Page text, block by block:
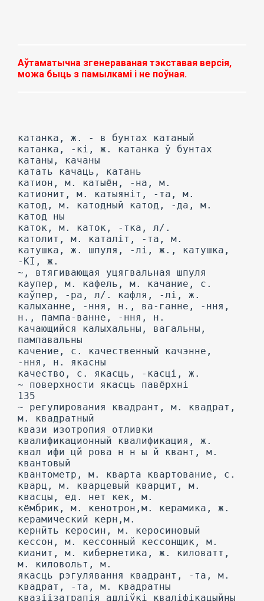
Аўтаматычна згенераваная тэкставая версія,
можа быць з памылкамі і не поўная.
катанка, ж. - в бунтах катаный
катанка, -кі, ж. катанка ў бунтах
катаны, качаны
катать качаць, катань
катион, м. катыён, -на, м.
катионит, м. катыяніт, -та, м.
катод, м. катодный катод, -да, м.
катод ны
каток, м. каток, -тка, л/.
католит, м. каталіт, -та, м.
катушка, ж. шпуля, -лі, ж., катушка,
-КІ, ж.
~, втягивающая уцягвальная шпуля
каупер, м. кафель, м. качание, с.
каўпер, -ра, л/. кафля, -лі, ж.
калыханне, -ння, н., ва-ганне, -ння,
н., пампа-ванне, -ння, н.
качающийся калыхальны, вагальны,
пампавальны
качение, с. качественный качэнне,
-ння, н. якасны
качество, с. якасць, -касці, ж.
~ поверхности якасць павёрхні
135
~ регулирования квадрант, м. квадрат,
м. квадратный
квази изотропия отливки
квалификационный квалификация, ж.
квал ифи цй рова н н ы й квант, м.
квантовый
квантометр, м. кварта квартование, с.
кварц, м. кварцевый кварцит, м.
квасцы, ед. нет кек, м.
кёмбрик, м. кенотрон,м. керамика, ж.
керамический керн,м.
кернйть керосин, м. керосиновый
кессон, м. кессонный кессонщик, м.
кианит, м. кибернетика, ж. киловатт,
м. киловольт, м.
якасць рэгулявання квадрант, -та, м.
квадрат, -та, м. квадратны
квазіізатрапія адліўкі кваліфікацыйны